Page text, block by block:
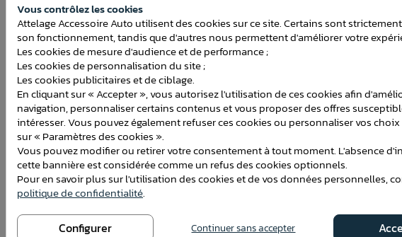
Roue Jockey Automatique Spéciale
Charge Lourde 60 mm
Roue Jockey 48 mm - Jante
avec Bride de Fixation
Vous contrôlez les cookies
Attelage Accessoire Auto utilisent des cookies sur ce site. Certains sont
son fonctionnement, tandis que d'autres nous permettent d'améliorer votre
Les cookies de mesure d'audience et de performance ;
Les cookies de personnalisation du site ;
Les cookies publicitaires et de ciblage.
En cliquant sur « Accepter », vous autorisez l'utilisation de ces cookies afin
navigation, personnaliser certains contenus et vous proposer des offres
intéresser. Vous pouvez également refuser ces cookies ou personnaliser vos
sur « Paramètres des cookies ».
Vous pouvez modifier ou retirer votre consentement à tout moment. L'absence
cette bannière est considérée comme un refus des cookies optionnels.
Pour en savoir plus sur l'utilisation des cookies et de vos données personnelles,
politique de confidentialité.
Configurer Continuer sans accepter